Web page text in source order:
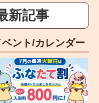
新記事
ベント/カレンダー